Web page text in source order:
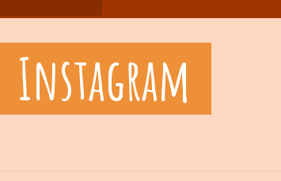
Instagram